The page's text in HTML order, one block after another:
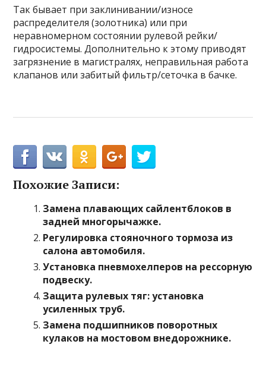
Так бывает при заклинивании/износе
распределителя (золотника) или при
неравномерном состоянии рулевой рейки/
гидросистемы. Дополнительно к этому приводят
загрязнение в магистралях, неправильная работа
клапанов или забитый фильтр/сеточка в бачке.
Похожие Записи:
Замена плавающих сайлентблоков в
задней многорычажке.
Регулировка стояночного тормоза из
салона автомобиля.
Установка пневмохелперов на рессорную
подвеску.
Защита рулевых тяг: установка
усиленных труб.
Замена подшипников поворотных
кулаков на мостовом внедорожнике.